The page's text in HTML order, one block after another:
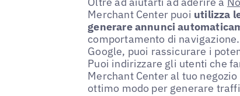
Merchant Center puoi utilizza
generare annunci
comportamento di
Google, puoi rassicurare i
Puoi indirizzare gli utenti che
Merchant Center al tuo
ottimo modo per generare